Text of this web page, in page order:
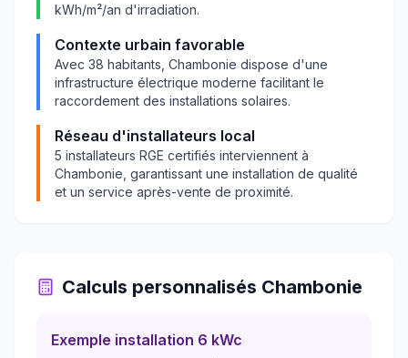
kWh/m²/an d'irradiation.
Contexte urbain favorable
Avec 38 habitants, Chambonie dispose d'une
infrastructure électrique moderne facilitant le
raccordement des installations solaires.
Réseau d'installateurs local
5 installateurs RGE certifiés interviennent à
Chambonie , garantissant une installation de qualité
et un service après-vente de proximité.
Calculs personnalisés Chambonie
Exemple installation 6 kWc